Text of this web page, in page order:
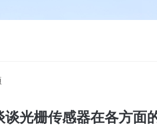
谈光栅传感器在各方面